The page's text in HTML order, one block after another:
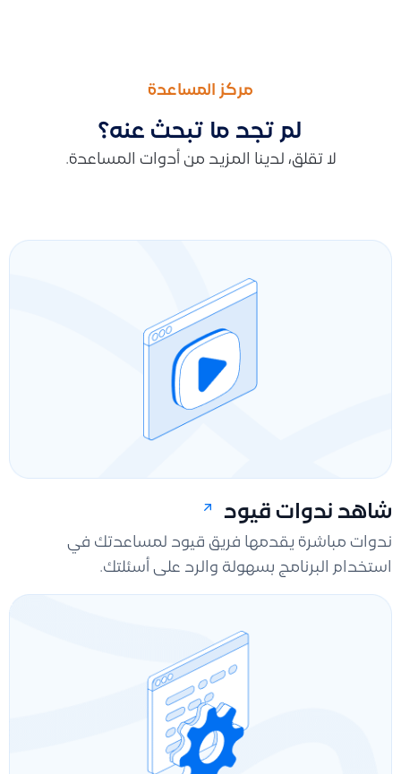
مركز المساعدة
لم تجد ما تبحث عنه؟
لا تقلق، لدينا المزيد من أدوات المساعدة.
شاهد ندوات قيود
ندوات مباشرة يقدمها فريق قيود لمساعدتك في
استخدام البرنامج بسهولة والرد على أسئلتك.